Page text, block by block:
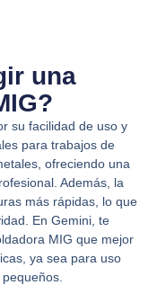
una
su facilidad de uso y
para trabajos de
ofreciendo una
Además, la
más rápidas, lo que
En Gemini, te
MIG que mejor
ya sea para uso